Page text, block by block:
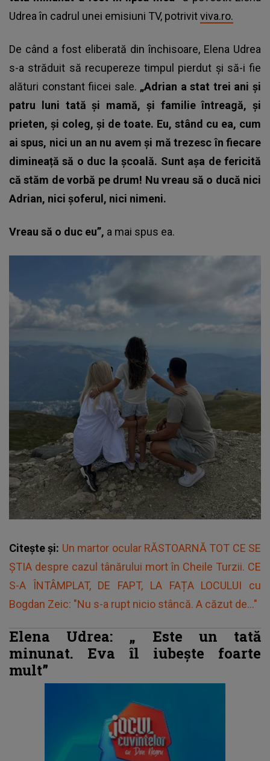
Udrea în cadrul unei emisiuni TV, potrivitviva.ro.
De când a fost eliberată din închisoare, Elena Udrea
s-a străduit să recupereze timpul pierdut și să-i fie
alături constant fiicei sale. „Adrian a stat trei ani și
patru luni tată și mamă, și familie întreagă, și
prieten, și coleg, și de toate. Eu, stând cu ea, cum
ai spus, nici un an nu avem și mă trezesc în fiecare
dimineață să o duc la școală. Sunt așa de fericită
că stăm de vorbă pe drum! Nu vreau să o ducă nici
Adrian, nici șoferul, nici nimeni.
Vreau să o duc eu”, a mai spus ea.
Citește și: Un martor ocular RĂSTOARNĂ TOT CE SE
ȘTIA despre cazul tânărului mort în Cheile Turzii. CE
S-A ÎNTÂMPLAT, DE FAPT, LA FAȚA LOCULUI cu
Bogdan Zeic: "Nu s-a rupt nicio stâncă. A căzut de..."
Elena Udrea: „ Este un tată
minunat. Eva îl iubește foarte
mult”